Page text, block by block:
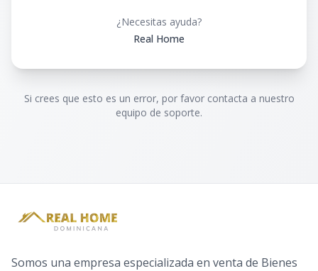
¿Necesitas ayuda?
Real Home
Si crees que esto es un error, por favor contacta a nuestro
equipo de soporte.
Somos una empresa especializada en venta de Bienes